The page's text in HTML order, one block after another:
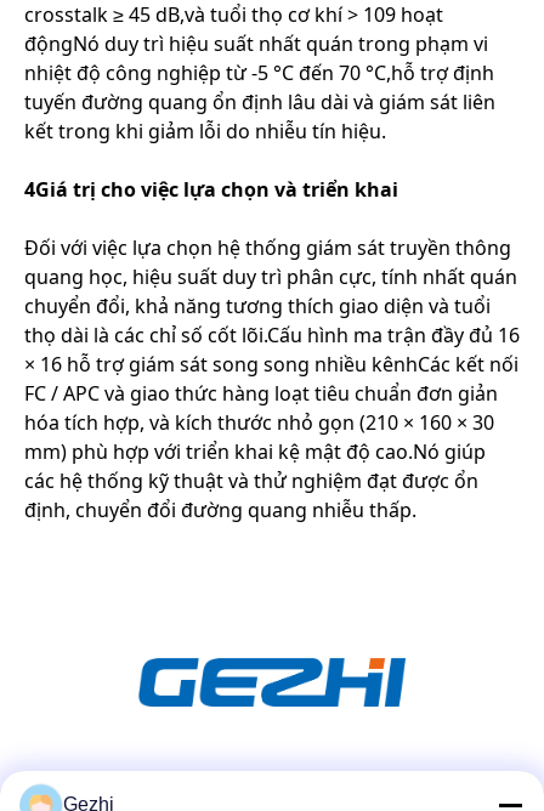
crosstalk ≥ 45 dB,và tuổi thọ cơ khí > 109 hoạt
độngNó duy trì hiệu suất nhất quán trong phạm vi
nhiệt độ công nghiệp từ -5 °C đến 70 °C,hỗ trợ định
tuyến đường quang ổn định lâu dài và giám sát liên
kết trong khi giảm lỗi do nhiễu tín hiệu.
4Giá trị cho việc lựa chọn và triển khai
Đối với việc lựa chọn hệ thống giám sát truyền thông
quang học, hiệu suất duy trì phân cực, tính nhất quán
chuyển đổi, khả năng tương thích giao diện và tuổi
thọ dài là các chỉ số cốt lõi.Cấu hình ma trận đầy đủ 16
× 16 hỗ trợ giám sát song song nhiều kênhCác kết nối
FC / APC và giao thức hàng loạt tiêu chuẩn đơn giản
hóa tích hợp, và kích thước nhỏ gọn (210 × 160 × 30
mm) phù hợp với triển khai kệ mật độ cao.Nó giúp
các hệ thống kỹ thuật và thử nghiệm đạt được ổn
định, chuyển đổi đường quang nhiễu thấp.
Gezhi